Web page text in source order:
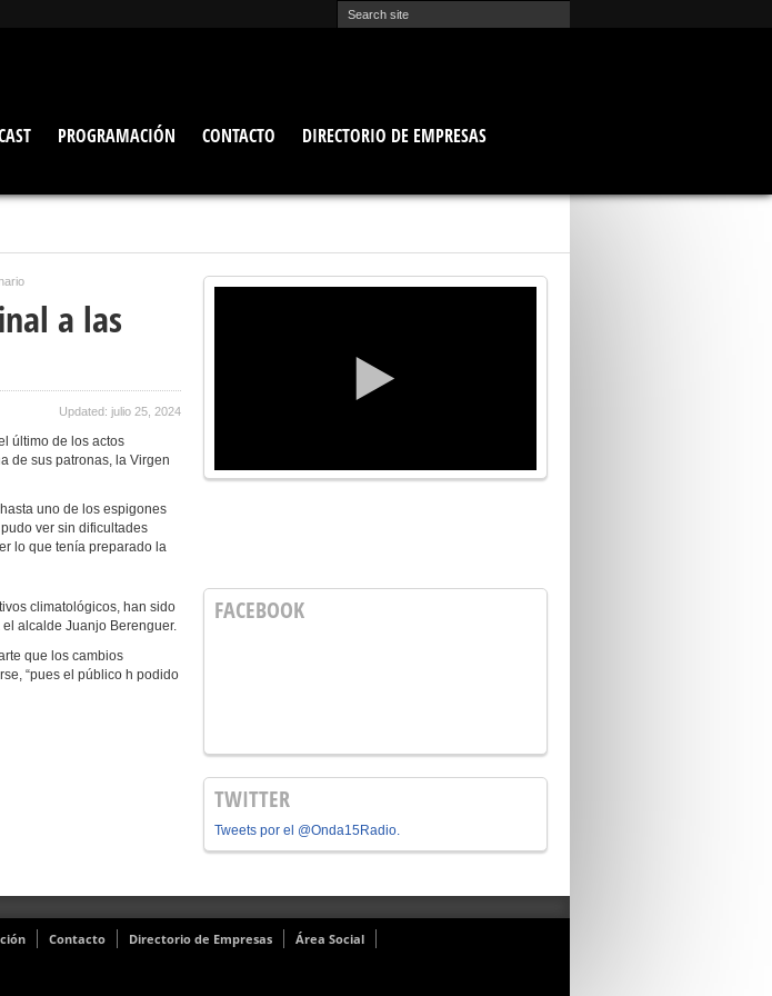
PROGRAMACIÓN CONTACTO
DIRECTORIO DE EMPRESAS
a las
Updated: julio 25, 2024
último de los actos
de sus patronas, la Virgen
uno de los espigones
ver sin dificultades
lo que tenía preparado la
climatológicos, han sido
alcalde Juanjo Berenguer.
que los cambios
“pues el público h podido
FACEBOOK
TWITTER
Tweets por el @Onda15Radio.
Contacto Directorio de Empresas
Área Social